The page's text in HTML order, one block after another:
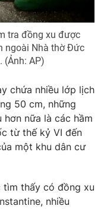
Nam
tử số 483/GP-BTTTT
tra đồng xu được
ngoài Nhà thờ Đức
(Ảnh: AP)
chứa nhiều lớp lịch
50 cm, những
nữa là các hầm
từ thế kỷ VI đến
một khu dân cư
tìm thấy có đồng xu
nhiều